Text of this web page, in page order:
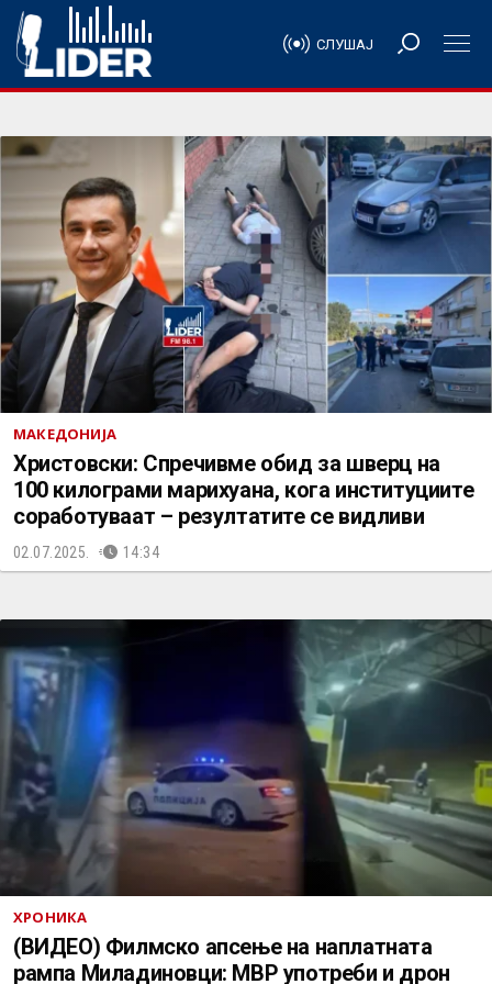
СЛУШАЈ
МАКЕДОНИЈА
Христовски: Спречивме обид за шверц на
100 килограми марихуана, кога институциите
соработуваат – резултатите се видливи
02.07.2025. 14:34
ХРОНИКА
(ВИДЕО) Филмско апсење на наплатната
рампа Миладиновци: МВР употреби и дрон